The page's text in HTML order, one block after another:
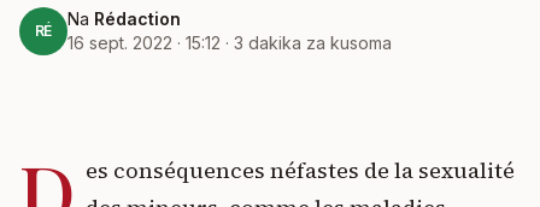
RÉ
Na Rédaction
16 sept. 2022 · 15:12 · 3 dakika za kusoma
es conséquences néfastes de la sexualité